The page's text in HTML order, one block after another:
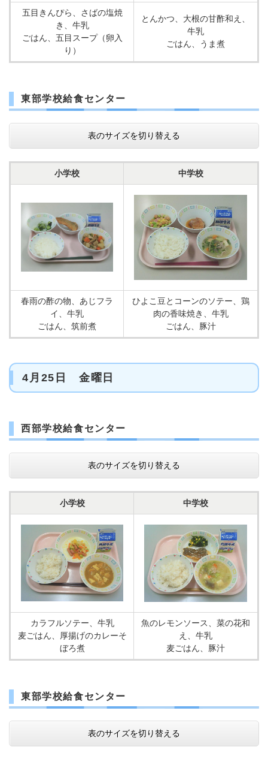
五目きんぴら、さばの塩焼
き、牛乳
ごはん、五目スープ（卵入
り）
とんかつ、大根の甘酢和え、
牛乳
ごはん、うま煮
東部学校給食センター
表のサイズを切り替える
小学校 中学校
春雨の酢の物、あじフラ
イ、牛乳
ごはん、筑前煮
ひよこ豆とコーンのソテー、鶏
肉の香味焼き、牛乳
ごはん、豚汁
4月25日 金曜日
西部学校給食センター
表のサイズを切り替える
小学校 中学校
カラフルソテー、牛乳
麦ごはん、厚揚げのカレーそ
ぼろ煮
魚のレモンソース、菜の花和
え、牛乳
麦ごはん、豚汁
東部学校給食センター
表のサイズを切り替える